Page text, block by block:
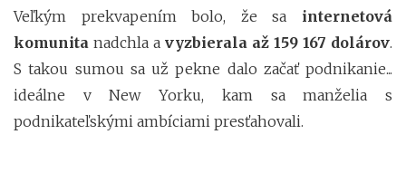
Veľkým prekvapením bolo, že sa internetová
komunita nadchla a vyzbierala až 159 167 dolárov.
S takou sumou sa už pekne dalo začať podnikanie...
ideálne v New Yorku, kam sa manželia s
podnikateľskými ambíciami presťahovali.